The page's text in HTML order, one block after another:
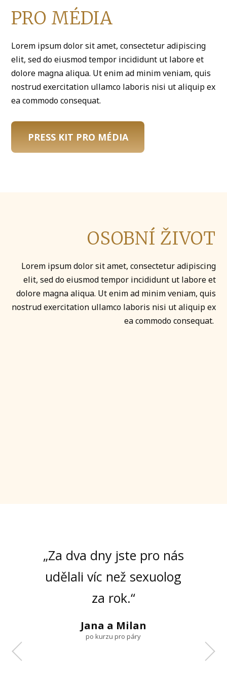
PRO MÉDIA
Lorem ipsum dolor sit amet, consectetur adipiscing
elit, sed do eiusmod tempor incididunt ut labore et
dolore magna aliqua. Ut enim ad minim veniam, quis
nostrud exercitation ullamco laboris nisi ut aliquip ex
ea commodo consequat.
PRESS KIT PRO MÉDIA
OSOBNÍ ŽIVOT
Lorem ipsum dolor sit amet, consectetur adipiscing
elit, sed do eiusmod tempor incididunt ut labore et
dolore magna aliqua. Ut enim ad minim veniam, quis
nostrud exercitation ullamco laboris nisi ut aliquip ex
ea commodo consequat.
změnil život.“
„Za dva dny jste pro nás
udělali víc než sexuolog
za rok.“
Jana a Milan
po kurzu pro páry